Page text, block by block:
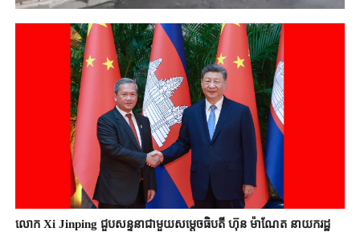
លោក Xi Jinping ជួបសន្ទនាជាមួយសម្តេចធិបតី ហ៊ុន ម៉ាណែត នាយករដ្ឋ